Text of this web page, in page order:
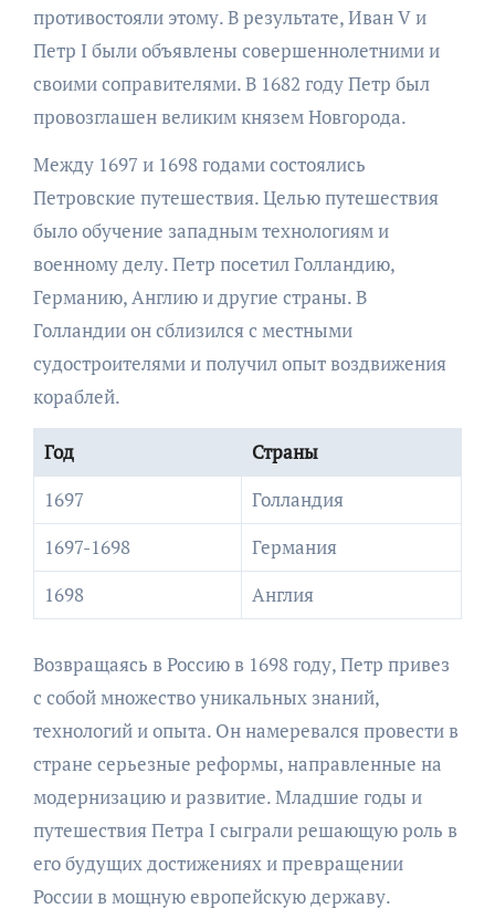
противостояли этому. В результате, Иван V и
Петр I были объявлены совершеннолетними и
своими соправителями. В 1682 году Петр был
провозглашен великим князем Новгорода.
Между 1697 и 1698 годами состоялись
Петровские путешествия. Целью путешествия
было обучение западным технологиям и
военному делу. Петр посетил Голландию,
Германию, Англию и другие страны. В
Голландии он сблизился с местными
судостроителями и получил опыт воздвижения
кораблей.
Год
Страны
1697
Голландия
1697-1698
Германия
1698
Англия
Возвращаясь в Россию в 1698 году, Петр привез
с собой множество уникальных знаний,
технологий и опыта. Он намеревался провести в
стране серьезные реформы, направленные на
модернизацию и развитие. Младшие годы и
путешествия Петра I сыграли решающую роль в
его будущих достижениях и превращении
России в мощную европейскую державу.